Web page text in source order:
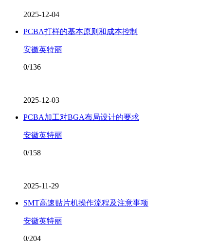
2025-12-04
PCBA打样的基本原则和成本控制
安徽英特丽
0/136
2025-12-03
PCBA加工对BGA布局设计的要求
安徽英特丽
0/158
2025-11-29
SMT高速贴片机操作流程及注意事项
安徽英特丽
0/204